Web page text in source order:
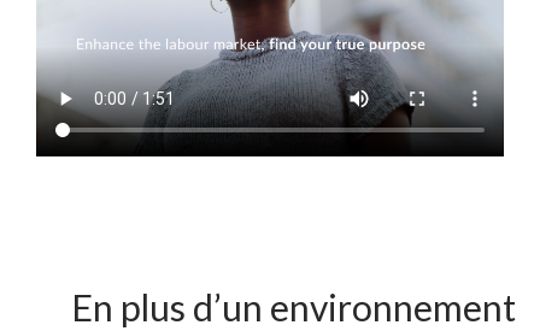
En plus d’un environnement